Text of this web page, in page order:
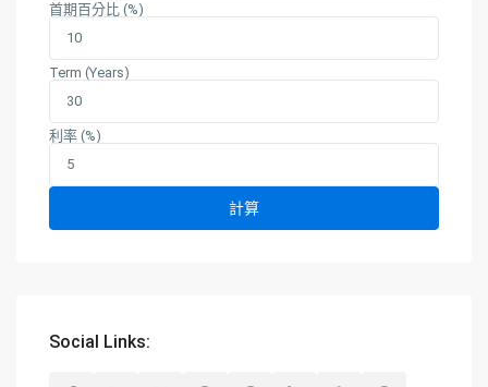
首期百分比 (%)
Term (Years)
利率 (%)
計算
Social Links: